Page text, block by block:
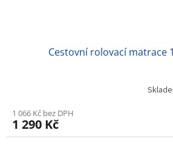
Cestovní rolovací matrace
1 066 Kč bez DPH
1 290 Kč